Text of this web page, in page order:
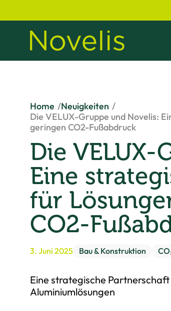
Home
Neuigkeiten
Die VELUX-Gruppe und Novelis:
geringen CO2-Fußabdruck
Die
Eine
für
CO2-
3. Juni 2025 Bau & Konstruktion
Eine strategische
Aluminiumlösungen